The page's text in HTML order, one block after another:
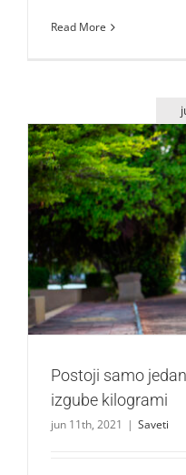
Read More
Postoji samo jedan
Postoji samo
izgube kilogrami
jun 11th, 2021 | Saveti